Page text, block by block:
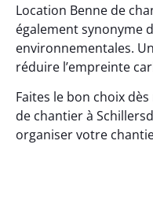
Location Benne de
également synonyme
environnementales.
réduire l’empreinte
Faites le bon choix
de chantier à
organiser votre